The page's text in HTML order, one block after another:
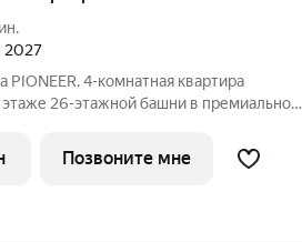
2027
4-комнатная квартира
26-этажной башни в премиальном
минутах от Садового кольца.
Позвоните мне